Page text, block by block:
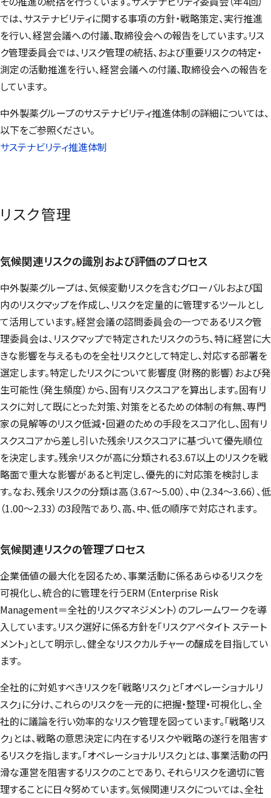
では、サステナビリティに関する事項の方針・戦略策定、実行推進
を行い、経営会議への付議、取締役会への報告をしています。リス
ク管理委員会では、リスク管理の統括、および重要リスクの特定・
測定の活動推進を行い、経営会議への付議、取締役会への報告を
しています。
中外製薬グループのサステナビリティ推進体制の詳細については、
以下をご参照ください。
サステナビリティ推進体制
リスク管理
気候関連リスクの識別および評価のプロセス
中外製薬グループは、気候変動リスクを含むグローバルおよび国
内のリスクマップを作成し、リスクを定量的に管理するツールとし
て活用しています。経営会議の諮問委員会の一つであるリスク管
理委員会は、リスクマップで特定されたリスクのうち、特に経営に大
きな影響を与えるものを全社リスクとして特定し、対応する部署を
選定します。特定したリスクについて影響度（財務的影響）および発
生可能性（発生頻度）から、固有リスクスコアを算出します。固有リ
スクに対して既にとった対策、対策をとるための体制の有無、専門
家の見解等のリスク低減・回避のための手段をスコア化し、固有リ
スクスコアから差し引いた残余リスクスコアに基づいて優先順位
を決定します。残余リスクが高に分類される3.67以上のリスクを戦
略面で重大な影響があると判定し、優先的に対応策を検討しま
す。なお、残余リスクの分類は高（3.67～5.00）、中（2.34～3.66）、低
（1.00～2.33）の3段階であり、高、中、低の順序で対応されます。
気候関連リスクの管理プロセス
企業価値の最大化を図るため、事業活動に係るあらゆるリスクを
可視化し、統合的に管理を行うERM（Enterprise Risk
Management＝全社的リスクマネジメント）のフレームワークを導
入しています。リスク選好に係る方針を「リスクアペタイト ステート
メント」として明示し、健全なリスクカルチャーの醸成を目指してい
ます。
全社的に対処すべきリスクを「戦略リスク」と「オペレーショナルリ
スク」に分け、これらのリスクを一元的に把握・整理・可視化し、全
社的に議論を行い効率的なリスク管理を図っています。「戦略リス
ク」とは、戦略の意思決定に内在するリスクや戦略の遂行を阻害す
るリスクを指します。「オペレーショナルリスク」とは、事業活動の円
滑な運営を阻害するリスクのことであり、それらリスクを適切に管
理することに日々努めています。気候関連リスクについては、全社